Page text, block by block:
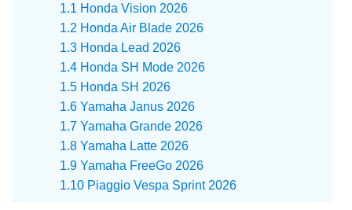
Honda Vision 2026
Honda Air Blade 2026
Honda Lead 2026
Honda SH Mode 2026
Honda SH 2026
Yamaha Janus 2026
Yamaha Grande 2026
Yamaha Latte 2026
Yamaha FreeGo 2026
Piaggio Vespa Sprint 2026